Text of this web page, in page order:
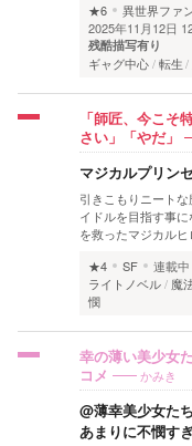
★6
異世界ファ
2025年11月12日
残酷描写有り
ギャグ中心 転生
「師匠、今こそ
さい」「やだ」
マジカルプリン
引きこもりニート
イドルを目指す事
を救ったマジカル
★4
SF 連載中
ライトノベル
魔
憫
幸の薄い美少女
コメ
かみき
@薄幸美少女た
あまりに不憫す